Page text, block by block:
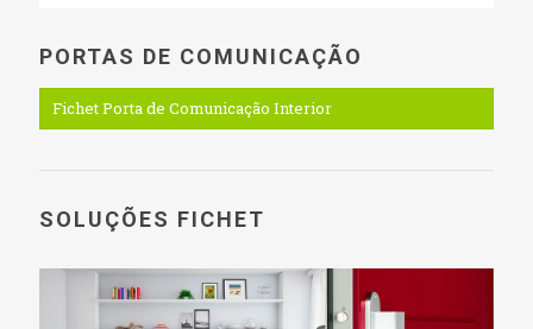
PORTAS DE COMUNICAÇÃO
Fichet Porta de Comunicação Interior
SOLUÇÕES FICHET